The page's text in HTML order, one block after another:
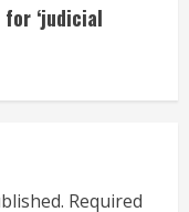
‘judicial
Required